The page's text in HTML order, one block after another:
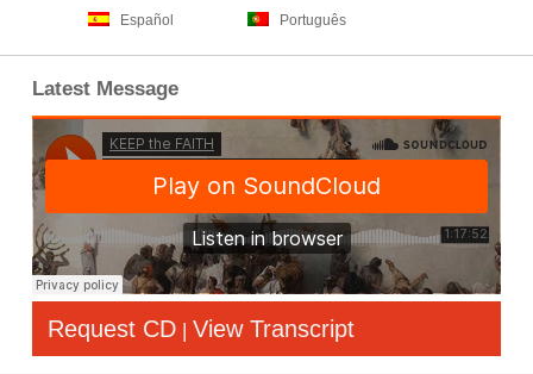
Español Português
Latest Message
Request CD | View Transcript